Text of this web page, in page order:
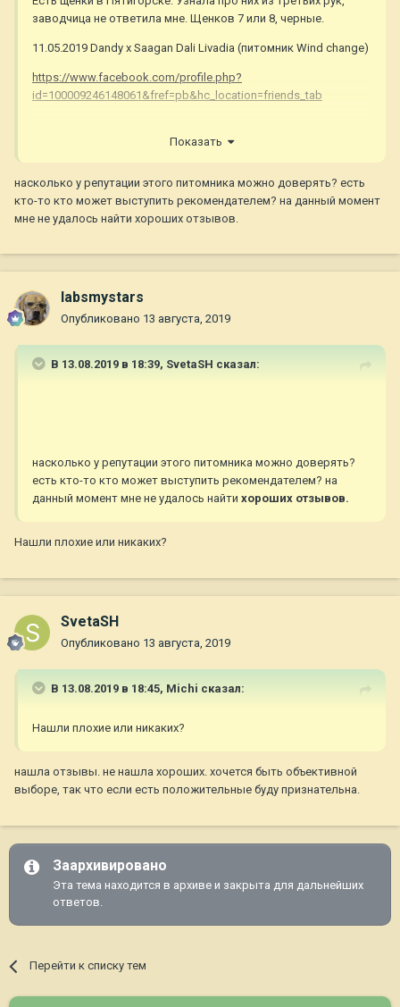
заводчица не ответила мне. Щенков 7 или 8, черные.
11.05.2019 Dandy х Saagan Dali Livadia (питомник Wind change)
https://www.facebook.com/profile.php?
id=100009246148061&fref=pb&hc_location=friends_tab
Показать
насколько у репутации этого питомника можно доверять? есть
кто-то кто может выступить рекомендателем? на данный момент
мне не удалось найти хороших отзывов.
labsmystars
Опубликовано 13 августа, 2019
В 13.08.2019 в 18:39, SvetaSH сказал:
насколько у репутации этого питомника можно доверять?
есть кто-то кто может выступить рекомендателем? на
данный момент мне не удалось найти хороших отзывов.
Нашли плохие или никаких?
SvetaSH
Опубликовано 13 августа, 2019
В 13.08.2019 в 18:45, Michi сказал:
Нашли плохие или никаких?
нашла отзывы. не нашла хороших. хочется быть объективной
выборе, так что если есть положительные буду признательна.
Заархивировано
Эта тема находится в архиве и закрыта для дальнейших
ответов.
Перейти к списку тем